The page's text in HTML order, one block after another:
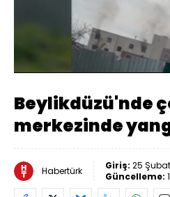
Aç
Yüklendi :
25.25%
Beylikdüzü'nde
merkezinde
Habertürk Giriş: 25
Güncelleme: